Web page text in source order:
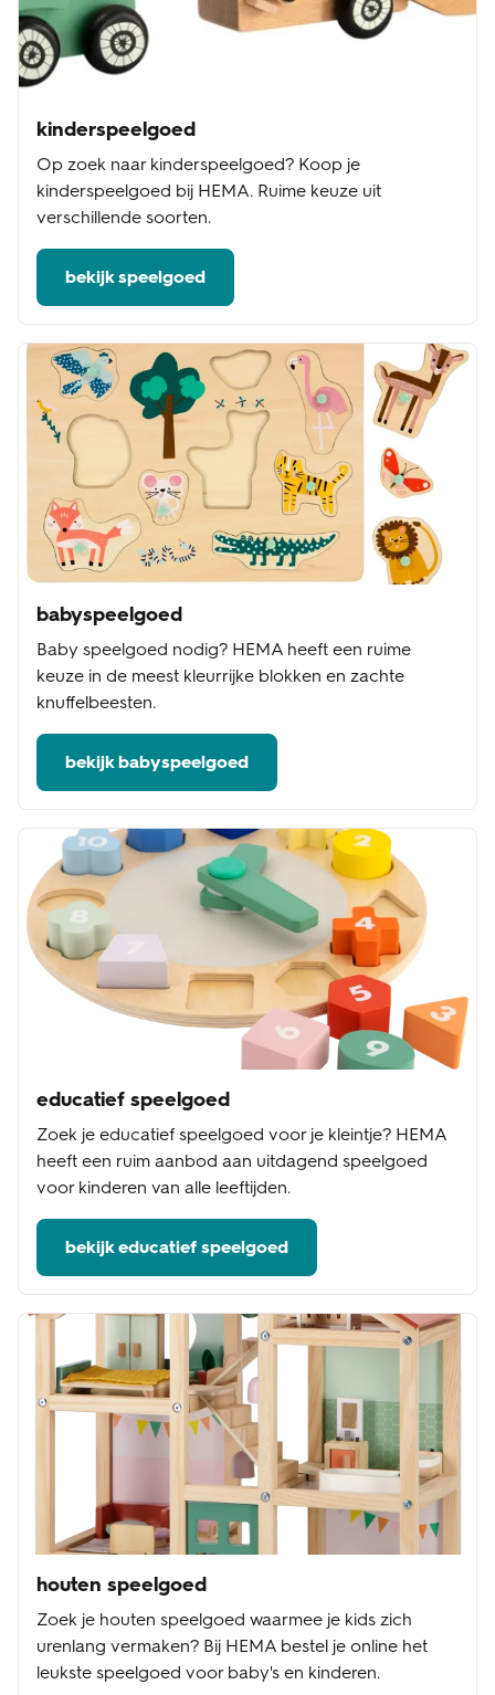
kinderspeelgoed
Op zoek naar kinderspeelgoed? Koop je
kinderspeelgoed bij HEMA. Ruime keuze uit
verschillende soorten.
bekijk speelgoed
babyspeelgoed
Baby speelgoed nodig? HEMA heeft een ruime
keuze in de meest kleurrijke blokken en zachte
knuffelbeesten.
bekijk babyspeelgoed
educatief speelgoed
Zoek je educatief speelgoed voor je kleintje? HEMA
heeft een ruim aanbod aan uitdagend speelgoed
voor kinderen van alle leeftijden.
bekijk educatief speelgoed
houten speelgoed
Zoek je houten speelgoed waarmee je kids zich
urenlang vermaken? Bij HEMA bestel je online het
leukste speelgoed voor baby's en kinderen.